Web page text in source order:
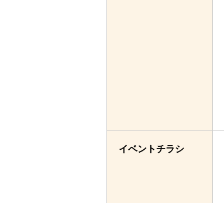
イベントチラシ